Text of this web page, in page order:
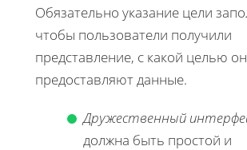
Обязательно указание цели
чтобы пользователи получили
представление, с какой целью
предоставляют данные.
Дружественный
должна быть простой и